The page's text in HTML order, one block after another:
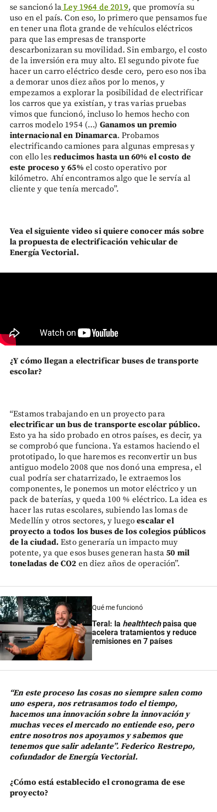
se sancionó laLey 1964 de 2019, que promovía su
uso en el país. Con eso, lo primero que pensamos fue
en tener una flota grande de vehículos eléctricos
para que las empresas de transporte
descarbonizaran su movilidad. Sin embargo, el costo
de la inversión era muy alto. El segundo pivote fue
hacer un carro eléctrico desde cero, pero eso nos iba
a demorar unos diez años por lo menos, y
empezamos a explorar la posibilidad de electrificar
los carros que ya existían, y tras varias pruebas
vimos que funcionó, incluso lo hemos hecho con
carros modelo 1954 (...) Ganamos un premio
internacional en Dinamarca. Probamos
electrificando camiones para algunas empresas y
con ello lesreducimos hasta un 60% el costo de
este proceso y 65% el costo operativo por
kilómetro. Ahí encontramos algo que le servía al
cliente y que tenía mercado”.
Vea el siguiente video si quiere conocer más sobre
la propuesta de electrificación vehicular de
Energía Vectorial.
¿Y cómo llegan a electrificar buses de transporte
escolar?
“Estamos trabajando en un proyecto para
electrificar un bus de transporte escolar público.
Esto ya ha sido probado en otros países, es decir, ya
se comprobó que funciona. Ya estamos haciendo el
prototipado, lo que haremos es reconvertir un bus
antiguo modelo 2008 que nos donó una empresa, el
cual podría ser chatarrizado, le extraemos los
componentes, le ponemos un motor eléctrico y un
pack de baterías, y queda 100 % eléctrico. La idea es
hacer las rutas escolares, subiendo las lomas de
Medellín y otros sectores, y luegoescalar el
proyecto a todos los buses de los colegios públicos
de la ciudad.Esto generaría un impacto muy
potente, ya que esos buses generan hasta50 mil
toneladas de CO2 en diez años de operación”.
Qué me funcionó
Teral: la healthtechpaisa que
acelera tratamientos y reduce
remisiones en 7 países
“En este proceso las cosas no siempre salen como
uno espera, nos retrasamos todo el tiempo,
hacemos una innovación sobre la innovación y
muchas veces el mercado no entiende eso, pero
entre nosotros nos apoyamos y sabemos que
tenemos que salir adelante”. Federico Restrepo,
cofundador de Energía Vectorial.
¿Cómo está establecido el cronograma de ese
proyecto?